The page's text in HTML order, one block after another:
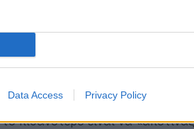
Data Access Privacy Policy
για να αποδώσουν και απ’
η μέρα θα έχει
πιο μακρινό παρελθόν σας.
πιθανότερο είναι να